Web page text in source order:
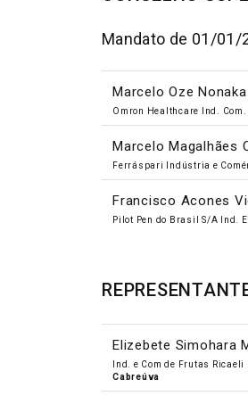
Mandato de 01/
Marcelo Oze Nonaka
Omron Healthcare Ind.
Marcelo Magalhães
Ferráspari Indústria e
Francisco Acones
Pilot Pen do Brasil S/A Ind. E
Elizebete Simohara
Ind. e Com de Frutas Ricaeli
Cabreúva